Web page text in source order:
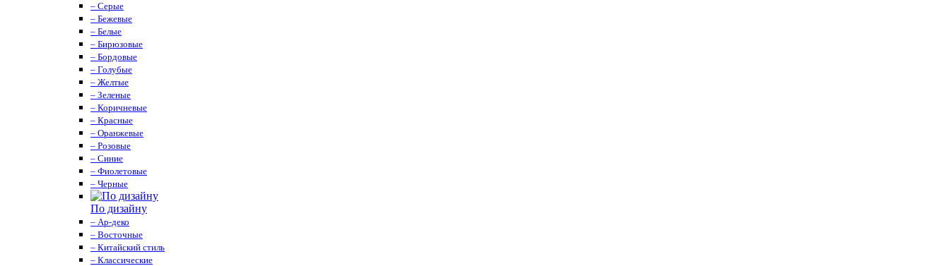
– Серые
– Бежевые
– Белые
– Бирюзовые
– Бордовые
– Голубые
– Желтые
– Зеленые
– Коричневые
– Красные
– Оранжевые
– Розовые
– Синие
– Фиолетовые
– Черные
По дизайну
– Ар-деко
– Восточные
– Китайский стиль
– Классические